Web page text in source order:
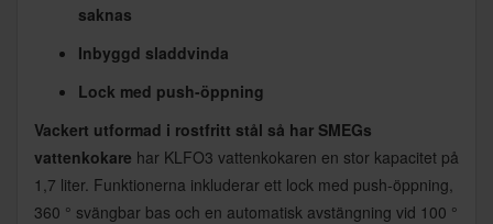
saknas
Inbyggd sladdvinda
Lock med push-öppning
Vackert utformad i rostfritt stål så har SMEGs
vattenkokare har KLFO3 vattenkokaren en stor kapacitet på
1,7 liter. Funktionerna inkluderar ett lock med push-öppning,
360 ° svängbar bas och en automatisk avstängning vid 100 °